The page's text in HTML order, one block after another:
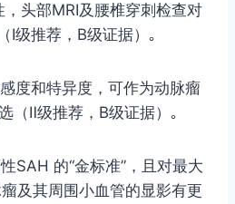
头部MRI及腰椎穿刺检查对
Ⅰ级推荐，B级证据）｡
度和特异度，可作为动脉瘤
（Ⅱ级推荐，B级证据）｡
SAH 的“金标准”，且对最大
及其周围小血管的显影有更